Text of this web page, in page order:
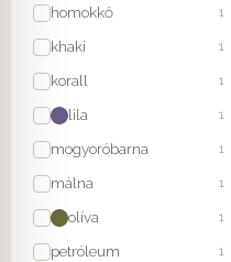
homokkő 1
khaki 1
korall 1
lila 1
mogyoróbarna 1
málna 1
olíva 1
petróleum 1